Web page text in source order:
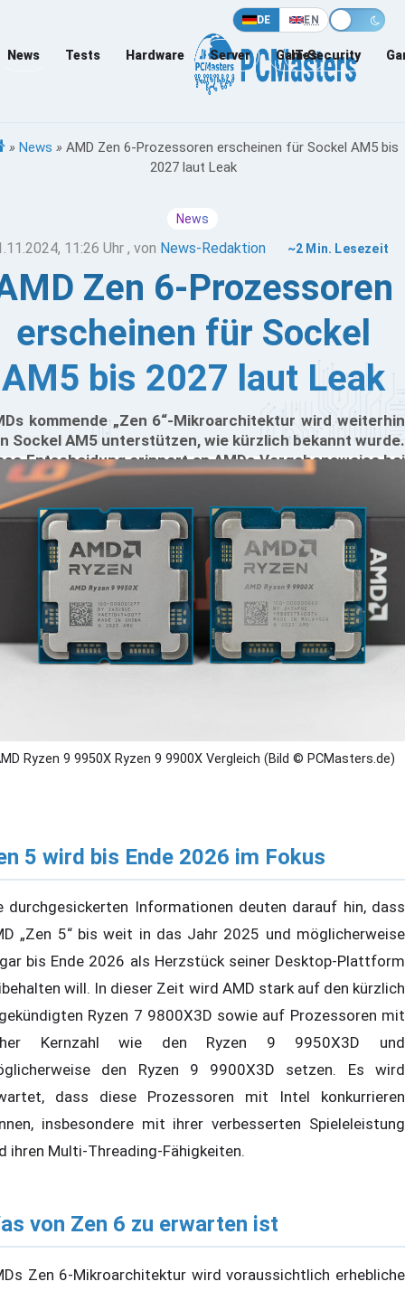
DE EN
News Tests Hardware Server Games
IT-Security
» News » AMD Zen 6-Prozessoren erscheinen für Sockel AM5 bis
2027 laut Leak
News
11:26 Uhr , von News-Redaktion ~2 Min. Lesezeit
Zen 6-Prozessoren
erscheinen für Sockel
AM5 bis 2027 laut Leak
kommende „Zen 6“-Mikroarchitektur wird weiterhin
Sockel AM5 unterstützen, wie kürzlich bekannt wurde.
Entscheidung erinnert an AMDs Vorgehensweise bei
AM4-Plattform, die mehrere Mikroarchitektur-
beherbergte. Die Kompatibilität mit AM5
den Nutzern einen Upgrade-Pfad, der ihnen mehr
und Leistung bietet, ohne dass die Plattform
werden muss.
Ryzen 9 9950X Ryzen 9 9900X Vergleich (Bild © PCMasters.de)
5 wird bis Ende 2026 im Fokus
durchgesickerten Informationen deuten darauf hin, dass
„Zen 5“ bis weit in das Jahr 2025 und möglicherweise
bis Ende 2026 als Herzstück seiner Desktop-Plattform
will. In dieser Zeit wird AMD stark auf den kürzlich
Ryzen 7 9800X3D sowie auf Prozessoren mit
Kernzahl wie den Ryzen 9 9950X3D und
den Ryzen 9 9900X3D setzen. Es wird
dass diese Prozessoren mit Intel konkurrieren
insbesondere mit ihrer verbesserten Spieleleistung
ihren Multi-Threading-Fähigkeiten.
von Zen 6 zu erwarten ist
Zen 6-Mikroarchitektur wird voraussichtlich erhebliche